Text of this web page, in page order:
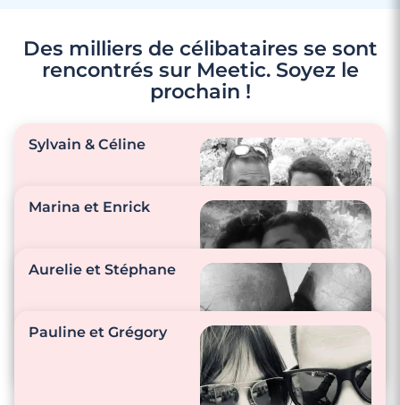
Des milliers de célibataires se sont
rencontrés sur Meetic. Soyez le
prochain !
Sylvain & Céline
jour et on se donne
Marina et Enrick
"Toujours des bisous,
des mots doux, de la
Aurelie et Stéphane
Pauline et Grégory